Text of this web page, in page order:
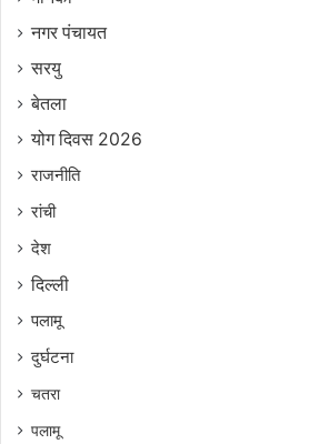
नगर पंचायत
सरयु
बेतला
योग दिवस 2026
राजनीति
रांची
देश
दिल्‍ली
पलामू
दुर्घटना
चतरा
पलामू